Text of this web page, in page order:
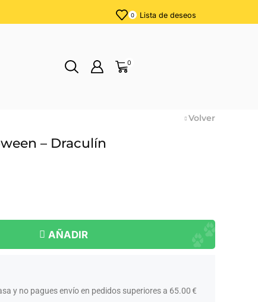
0 Lista de deseos
0
Volver
– Draculín
AÑADIR
y no pagues envío en pedidos superiores a 65.00 €